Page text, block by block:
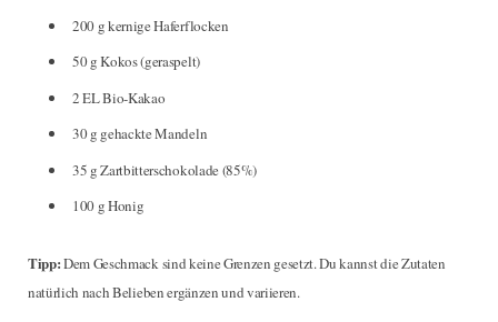
200 g kernige Haferflocken
50 g Kokos (geraspelt)
2 EL Bio-Kakao
30 g gehackte Mandeln
35 g Zartbitterschokolade (85%)
100 g Honig
Tipp:Dem Geschmack sind keine Grenzen gesetzt. Du kannst die Zutaten
natürlich nach Belieben ergänzen und variieren.